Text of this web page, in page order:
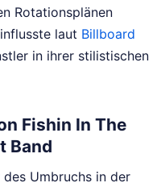
Rotationsplänen
laut Billboard
in ihrer stilistischen
Fishin In The
Band
Umbruchs in der